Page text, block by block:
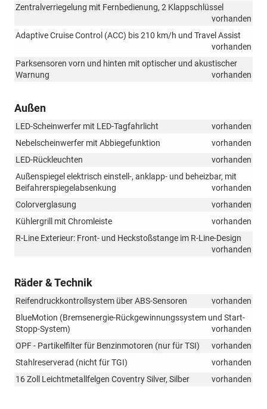
Fahrzeugs
im
Falle
eines
Zentralverriegelung mit Fernbedienung, 2 Klappschlüssel
vorhanden
Adaptive Cruise Control (ACC) bis 210 km/h und Travel Assist
vorhanden
Parksensoren vorn und hinten mit optischer und akustischer
Warnung
vorhanden
Außen
LED-Scheinwerfer mit LED-Tagfahrlicht
vorhanden
Nebelscheinwerfer mit Abbiegefunktion
vorhanden
LED-Rückleuchten
vorhanden
Außenspiegel elektrisch einstell-, anklapp- und beheizbar, mit
Beifahrerspiegelabsenkung
vorhanden
Colorverglasung
vorhanden
Kühlergrill mit Chromleiste
vorhanden
R-Line Exterieur: Front- und Heckstoßstange im R-Line-Design
vorhanden
Räder & Technik
Reifendruckkontrollsystem über ABS-Sensoren
vorhanden
BlueMotion (Bremsenergie-Rückgewinnungssystem und Start-
Stopp-System)
vorhanden
OPF - Partikelfilter für Benzinmotoren (nur für TSI)
vorhanden
Stahlreserverad (nicht für TGI)
vorhanden
16 Zoll Leichtmetallfelgen Coventry Silver, Silber
vorhanden